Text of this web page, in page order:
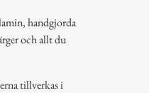
handgjorda
och allt du
tillverkas i